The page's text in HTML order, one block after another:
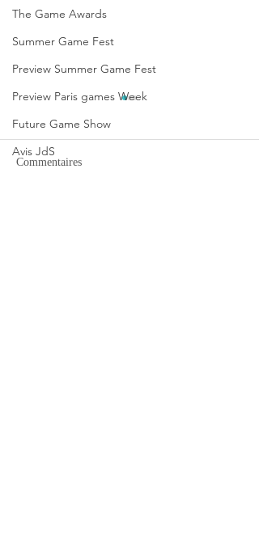
The Game Awards
Summer Game Fest
Preview Summer Game Fest
Preview Paris games Week
Future Game Show
Avis JdS
Commentaires